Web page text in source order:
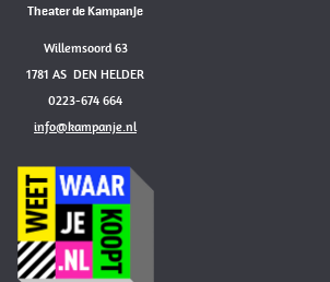
Theater de Kampanje
Willemsoord 63
1781 AS DEN HELDER
0223-674 664
info@kampanje.nl